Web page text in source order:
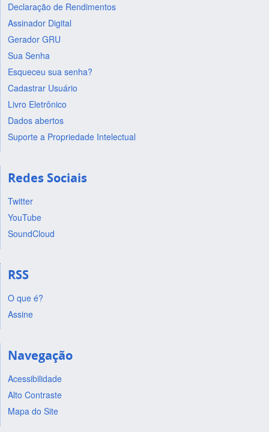
Declaração de Rendimentos
Assinador Digital
Gerador GRU
Sua Senha
Esqueceu sua senha?
Cadastrar Usuário
Livro Eletrônico
Dados abertos
Suporte a Propriedade Intelectual
Redes Sociais
Twitter
YouTube
SoundCloud
RSS
O que é?
Assine
Navegação
Acessibilidade
Alto Contraste
Mapa do Site